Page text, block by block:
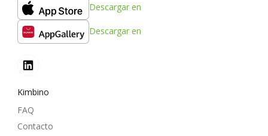
Descargar en
Descargar en
Kimbino
FAQ
Contacto